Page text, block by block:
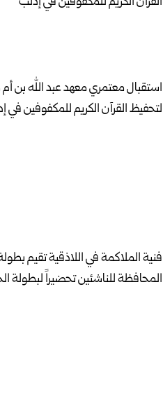
استقبال معتمري معهد عبد الله بن
لتحفيظ القرآن الكريم للمكفوفين في
فنية الملاكمة في اللاذقية تقيم
المحافظة للناشئين تحضيراً لبطولة